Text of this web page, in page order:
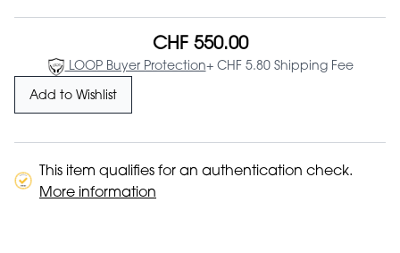
CHF 550.00
LOOP Buyer Protection+ CHF 5.80 Shipping Fee
Add to Wishlist
This item qualifies for an authentication check.
More information